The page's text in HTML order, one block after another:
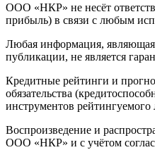
ООО «НКР» не несёт
прибыль) в связи с любым
Любая информация,
публикации, не является
Кредитные рейтинги и
обязательства
инструментов
Воспроизведение и
ООО «НКР» и с учётом